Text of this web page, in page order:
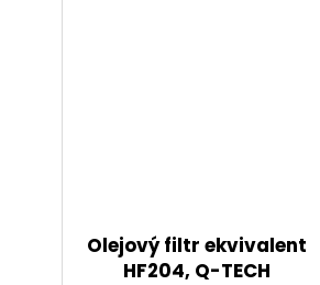
Olejový filtr ekvivalent
HF204, Q-TECH